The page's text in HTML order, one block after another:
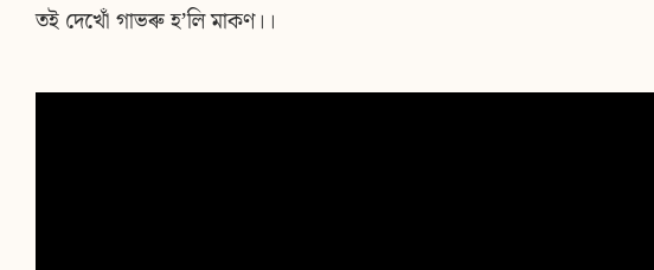
তই দেখোঁ গাভৰু হʼলি মাকণ।।